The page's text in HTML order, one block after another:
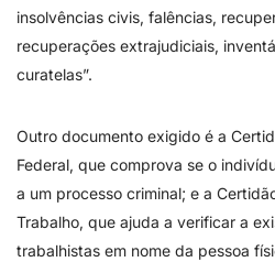
insolvências civis, falências,
recuperações extrajudiciais,
curatelas”.
Outro documento exigido é a
Federal, que comprova se o
a um processo criminal; e a
Trabalho, que ajuda a verificar a
trabalhistas em nome da pessoa